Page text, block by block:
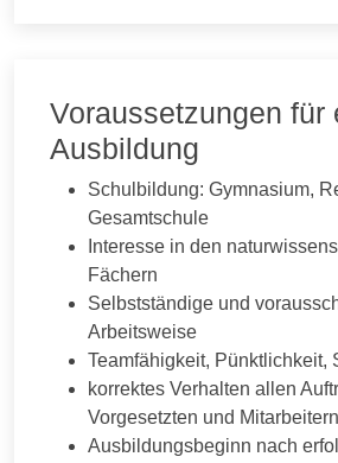
Voraussetzungen für
Ausbildung
Schulbildung: Gymnasium,
Gesamtschule
Interesse in den
Fächern
Selbstständige und
Arbeitsweise
Teamfähigkeit, Pünktlichkeit,
korrektes Verhalten allen
Vorgesetzten und
Ausbildungsbeginn nach